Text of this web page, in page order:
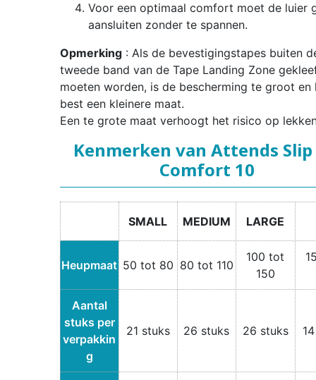
Voor een optimaal comfort moet de luier
aansluiten zonder te spannen.
Opmerking: Als de bevestigingstapes buiten
tweede band van de Tape Landing Zone
moeten worden, is de bescherming te groot en
best een kleinere maat.
Een te grote maat verhoogt het risico op
Kenmerken van Attends
Comfort 10
SMALL MEDIUM LARGE
Heupmaat 50 tot 80 80 tot 110
100 tot
150
Aantal
stuks per
verpakkin
g
21 stuks 26 stuks 26 stuks